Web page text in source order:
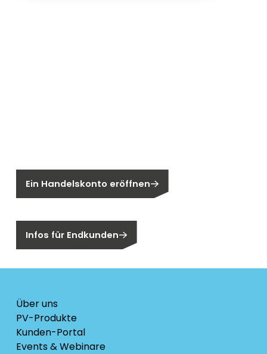
Ein Handelskonto eröffnen
Infos für Endkunden
Über uns
PV-Produkte
Kunden-Portal
Events & Webinare